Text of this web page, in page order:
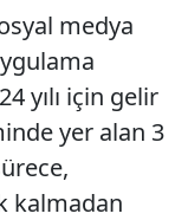
medya
yılı için gelir
yer alan 3
kalmadan